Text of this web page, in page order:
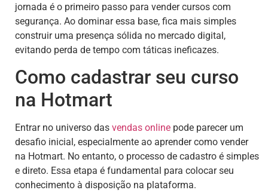
jornada é o primeiro passo para vender cursos com
segurança. Ao dominar essa base, fica mais simples
construir uma presença sólida no mercado digital,
evitando perda de tempo com táticas ineficazes.
Como cadastrar seu curso
na Hotmart
Entrar no universo das vendas online pode parecer um
desafio inicial, especialmente ao aprender como vender
na Hotmart. No entanto, o processo de cadastro é simples
e direto. Essa etapa é fundamental para colocar seu
conhecimento à disposição na plataforma.